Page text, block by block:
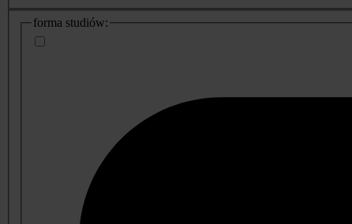
dodatkowe
informacje
forma studiów: